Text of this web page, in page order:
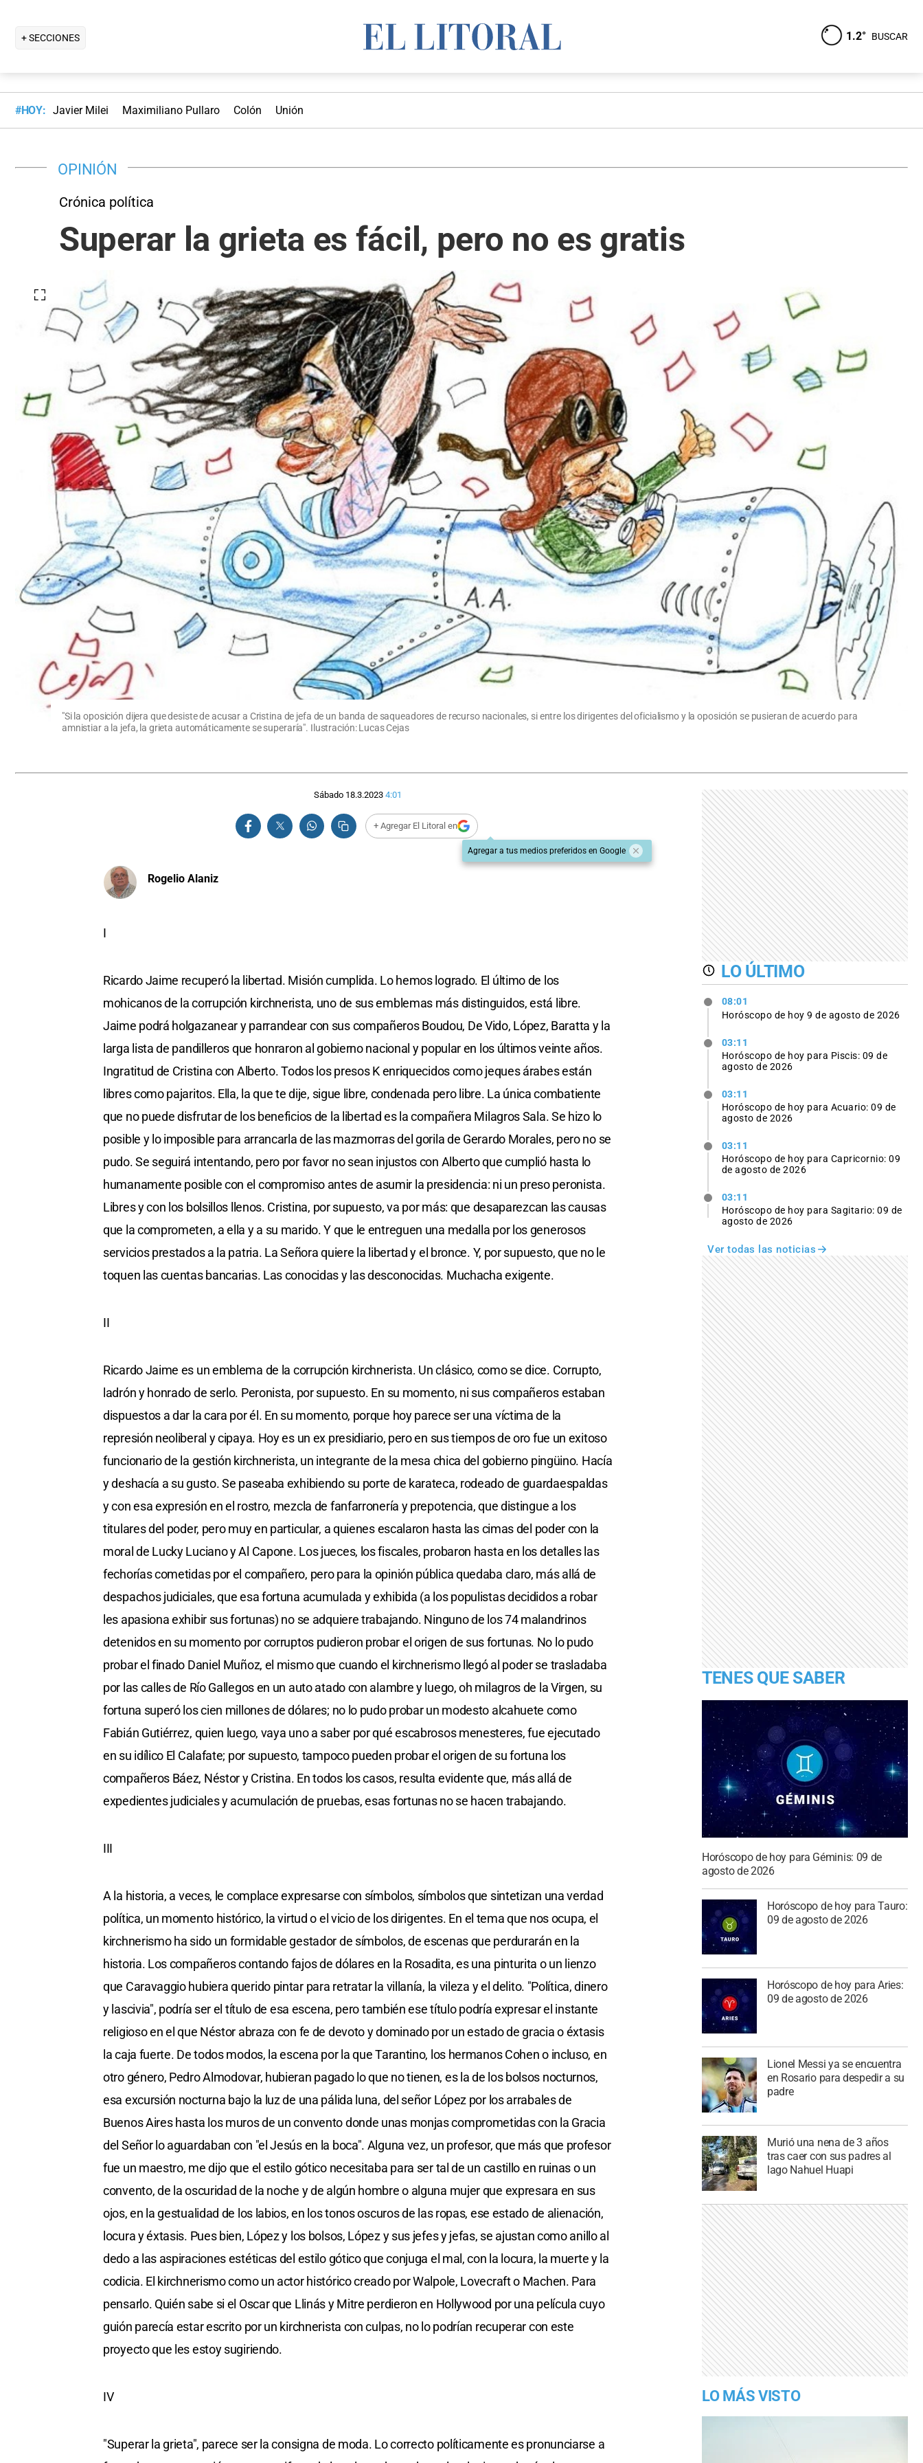
+ SECCIONES 1.2° BUSCAR
#HOY: Javier Milei Maximiliano Pullaro Colón Unión
OPINIÓN
Crónica política
Superar la grieta es fácil, pero no es gratis
"Si la oposición dijera que desiste de acusar a Cristina de jefa de un banda de saqueadores de recurso nacionales, si entre los dirigentes del oficialismo y la oposición se pusieran de acuerdo para
amnistiar a la jefa, la grieta automáticamente se superaría". Ilustración: Lucas Cejas
Sábado 18.3.2023 4:01
+ Agregar El Litoral en
Agregar a tus medios preferidos en Google
Rogelio Alaniz
I
Ricardo Jaime recuperó la libertad. Misión cumplida. Lo hemos logrado. El último de los
mohicanos de la corrupción kirchnerista, uno de sus emblemas más distinguidos, está libre.
Jaime podrá holgazanear y parrandear con sus compañeros Boudou, De Vido, López, Baratta y la
larga lista de pandilleros que honraron al gobierno nacional y popular en los últimos veinte años.
Ingratitud de Cristina con Alberto. Todos los presos K enriquecidos como jeques árabes están
libres como pajaritos. Ella, la que te dije, sigue libre, condenada pero libre. La única combatiente
que no puede disfrutar de los beneficios de la libertad es la compañera Milagros Sala. Se hizo lo
posible y lo imposible para arrancarla de las mazmorras del gorila de Gerardo Morales, pero no se
pudo. Se seguirá intentando, pero por favor no sean injustos con Alberto que cumplió hasta lo
humanamente posible con el compromiso antes de asumir la presidencia: ni un preso peronista.
Libres y con los bolsillos llenos. Cristina, por supuesto, va por más: que desaparezcan las causas
que la comprometen, a ella y a su marido. Y que le entreguen una medalla por los generosos
servicios prestados a la patria. La Señora quiere la libertad y el bronce. Y, por supuesto, que no le
toquen las cuentas bancarias. Las conocidas y las desconocidas. Muchacha exigente.
II
Ricardo Jaime es un emblema de la corrupción kirchnerista. Un clásico, como se dice. Corrupto,
ladrón y honrado de serlo. Peronista, por supuesto. En su momento, ni sus compañeros estaban
dispuestos a dar la cara por él. En su momento, porque hoy parece ser una víctima de la
represión neoliberal y cipaya. Hoy es un ex presidiario, pero en sus tiempos de oro fue un exitoso
funcionario de la gestión kirchnerista, un integrante de la mesa chica del gobierno pingüino. Hacía
y deshacía a su gusto. Se paseaba exhibiendo su porte de karateca, rodeado de guardaespaldas
y con esa expresión en el rostro, mezcla de fanfarronería y prepotencia, que distingue a los
titulares del poder, pero muy en particular, a quienes escalaron hasta las cimas del poder con la
moral de Lucky Luciano y Al Capone. Los jueces, los fiscales, probaron hasta en los detalles las
fechorías cometidas por el compañero, pero para la opinión pública quedaba claro, más allá de
despachos judiciales, que esa fortuna acumulada y exhibida (a los populistas decididos a robar
les apasiona exhibir sus fortunas) no se adquiere trabajando. Ninguno de los 74 malandrinos
detenidos en su momento por corruptos pudieron probar el origen de sus fortunas. No lo pudo
probar el finado Daniel Muñoz, el mismo que cuando el kirchnerismo llegó al poder se trasladaba
por las calles de Río Gallegos en un auto atado con alambre y luego, oh milagros de la Virgen, su
fortuna superó los cien millones de dólares; no lo pudo probar un modesto alcahuete como
Fabián Gutiérrez, quien luego, vaya uno a saber por qué escabrosos menesteres, fue ejecutado
en su idílico El Calafate; por supuesto, tampoco pueden probar el origen de su fortuna los
compañeros Báez, Néstor y Cristina. En todos los casos, resulta evidente que, más allá de
expedientes judiciales y acumulación de pruebas, esas fortunas no se hacen trabajando.
III
A la historia, a veces, le complace expresarse con símbolos, símbolos que sintetizan una verdad
política, un momento histórico, la virtud o el vicio de los dirigentes. En el tema que nos ocupa, el
kirchnerismo ha sido un formidable gestador de símbolos, de escenas que perdurarán en la
historia. Los compañeros contando fajos de dólares en la Rosadita, es una pinturita o un lienzo
que Caravaggio hubiera querido pintar para retratar la villanía, la vileza y el delito. "Política, dinero
y lascivia", podría ser el título de esa escena, pero también ese título podría expresar el instante
religioso en el que Néstor abraza con fe de devoto y dominado por un estado de gracia o éxtasis
la caja fuerte. De todos modos, la escena por la que Tarantino, los hermanos Cohen o incluso, en
otro género, Pedro Almodovar, hubieran pagado lo que no tienen, es la de los bolsos nocturnos,
esa excursión nocturna bajo la luz de una pálida luna, del señor López por los arrabales de
Buenos Aires hasta los muros de un convento donde unas monjas comprometidas con la Gracia
del Señor lo aguardaban con "el Jesús en la boca". Alguna vez, un profesor, que más que profesor
fue un maestro, me dijo que el estilo gótico necesitaba para ser tal de un castillo en ruinas o un
convento, de la oscuridad de la noche y de algún hombre o alguna mujer que expresara en sus
ojos, en la gestualidad de los labios, en los tonos oscuros de las ropas, ese estado de alienación,
locura y éxtasis. Pues bien, López y los bolsos, López y sus jefes y jefas, se ajustan como anillo al
dedo a las aspiraciones estéticas del estilo gótico que conjuga el mal, con la locura, la muerte y la
codicia. El kirchnerismo como un actor histórico creado por Walpole, Lovecraft o Machen. Para
pensarlo. Quién sabe si el Oscar que Llinás y Mitre perdieron en Hollywood por una película cuyo
guión parecía estar escrito por un kirchnerista con culpas, no lo podrían recuperar con este
proyecto que les estoy sugiriendo.
IV
"Superar la grieta", parece ser la consigna de moda. Lo correcto políticamente es pronunciarse a
LO ÚLTIMO
08:01
Horóscopo de hoy 9 de agosto de 2026
03:11
Horóscopo de hoy para Piscis: 09 de
agosto de 2026
03:11
Horóscopo de hoy para Acuario: 09 de
agosto de 2026
03:11
Horóscopo de hoy para Capricornio: 09
de agosto de 2026
03:11
Horóscopo de hoy para Sagitario: 09 de
agosto de 2026
Ver todas las noticias
TENES QUE SABER
Horóscopo de hoy para Géminis: 09 de
agosto de 2026
Horóscopo de hoy para Tauro:
09 de agosto de 2026
Horóscopo de hoy para Aries:
09 de agosto de 2026
Lionel Messi ya se encuentra
en Rosario para despedir a su
padre
Murió una nena de 3 años
tras caer con sus padres al
lago Nahuel Huapi
LO MÁS VISTO